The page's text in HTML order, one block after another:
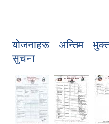
योजनाहरू अन्तिम
सुचना